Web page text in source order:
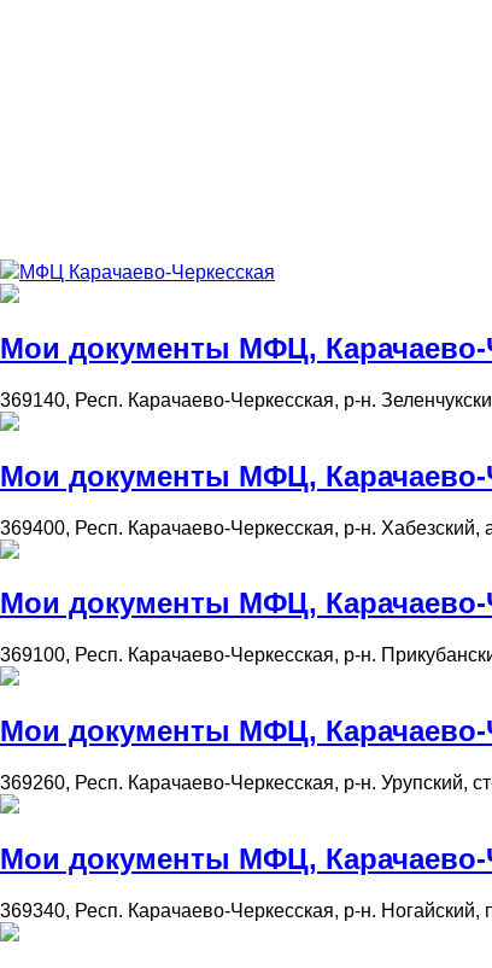
МФЦ Карачаево-Черкесская
Мои документы МФЦ, Карачаево-
369140, Респ. Карачаево-Черкесская, р-н.
Мои документы МФЦ, Карачаево-
369400, Респ. Карачаево-Черкесская, р-н. Хабезский,
Мои документы МФЦ, Карачаево-
369100, Респ. Карачаево-Черкесская, р-н.
Мои документы МФЦ, Карачаево-
369260, Респ. Карачаево-Черкесская, р-н. Урупский,
Мои документы МФЦ, Карачаево-
369340, Респ. Карачаево-Черкесская, р-н.